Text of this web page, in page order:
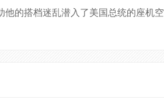
他的搭档迷乱潜入了美国总统的座机空